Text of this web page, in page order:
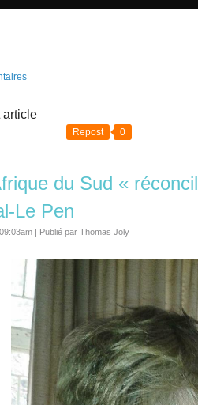
article
Repost 0
du Sud «
Le Pen
Publié par Thomas Joly